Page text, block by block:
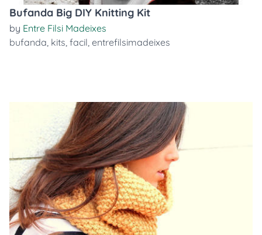
Bufanda Big DIY Knitting Kit
by Entre Filsi Madeixes
bufanda, kits, facil, entrefilsimadeixes